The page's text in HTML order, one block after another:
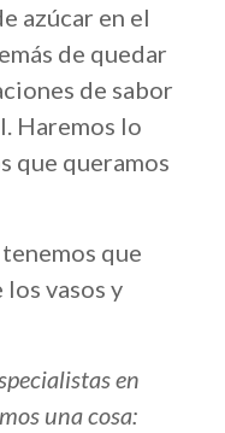
azúcar en el
de quedar
de sabor
Haremos lo
que queramos
que
vasos y
en
una cosa: